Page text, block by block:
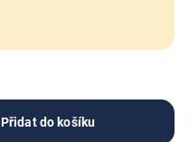
Přidat do košíku